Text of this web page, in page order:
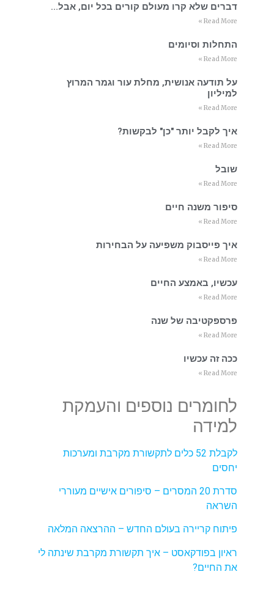
דברים שלא קרו מעולם קורים בכל יום, אבל…
Read More »
התחלות וסיומים
Read More »
על תודעה אנושית, מחלת עור וגמר המרוץ
למיליון
Read More »
איך לקבל יותר "כן" לבקשות?
Read More »
שובל
Read More »
סיפור משנה חיים
Read More »
איך פייסבוק משפיעה על הבחירות
Read More »
עכשיו, באמצע החיים
Read More »
פרספקטיבה של שנה
Read More »
ככה זה עכשיו
Read More »
לחומרים נוספים והעמקת
למידה
לקבלת 52 כלים לתקשורת מקרבת ומערכות
יחסים
סדרת 20 המסרים – סיפורים אישיים מעוררי
השראה
פיתוח קריירה בעולם החדש – ההרצאה המלאה
ראיון בפודקאסט – איך תקשורת מקרבת שינתה לי
את החיים?